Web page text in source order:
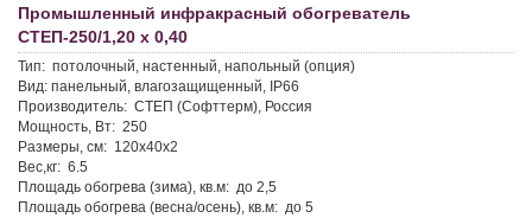
Промышленный инфракрасный обогреватель
СТЕП-250/1,20 х 0,40
Тип: потолочный, настенный, напольный (опция)
Вид: панельный, влагозащищенный, IP66
Производитель: СТЕП (Софттерм), Россия
Мощность, Вт: 250
Размеры, см: 120х40х2
Вес,кг: 6.5
Площадь обогрева (зима), кв.м: до 2,5
Площадь обогрева (весна/осень), кв.м: до 5